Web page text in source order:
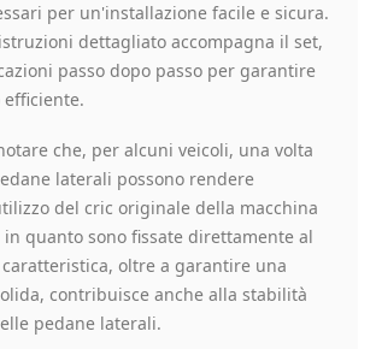
per un'installazione facile e sicura.
dettagliato accompagna il set,
passo dopo passo per garantire
che, per alcuni veicoli, una volta
laterali possono rendere
del cric originale della macchina
quanto sono fissate direttamente al
oltre a garantire una
contribuisce anche alla stabilità
pedane laterali.